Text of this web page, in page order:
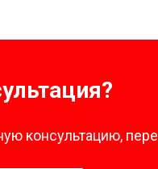
консультацию,